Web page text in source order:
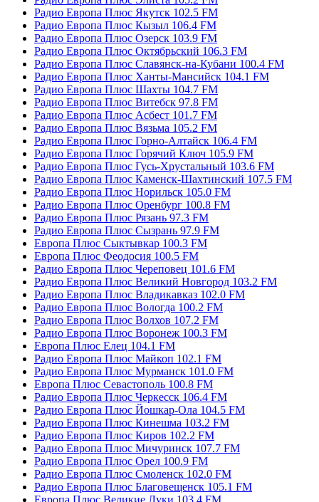
Радио Европа Плюс Якутск 102.5 FM
Радио Европа Плюс Кызыл 106.4 FM
Радио Европа Плюс Озерск 103.9 FM
Радио Европа Плюс Октябрьский 106.3 FM
Радио Европа Плюс Славянск-на-Кубани 100.4 FM
Радио Европа Плюс Ханты-Мансийск 104.1 FM
Радио Европа Плюс Шахты 104.7 FM
Радио Европа Плюс Витебск 97.8 FM
Радио Европа Плюс Асбест 101.7 FM
Радио Европа Плюс Вязьма 105.2 FM
Радио Европа Плюс Горно-Алтайск 106.4 FM
Радио Европа Плюс Горячий Ключ 105.9 FM
Радио Европа Плюс Гусь-Хрустальный 103.6 FM
Радио Европа Плюс Каменск-Шахтинский 107.5 FM
Радио Европа Плюс Норильск 105.0 FM
Радио Европа Плюс Оренбург 100.8 FM
Радио Европа Плюс Рязань 97.3 FM
Радио Европа Плюс Сызрань 97.9 FM
Европа Плюс Сыктывкар 100.3 FM
Европа Плюс Феодосия 100.5 FM
Радио Европа Плюс Череповец 101.6 FM
Радио Европа Плюс Великий Новгород 103.2 FM
Радио Европа Плюс Владикавказ 102.0 FM
Радио Европа Плюс Вологда 100.2 FM
Радио Европа Плюс Волхов 107.2 FM
Радио Европа Плюс Воронеж 100.3 FM
Европа Плюс Елец 104.1 FM
Радио Европа Плюс Майкоп 102.1 FM
Радио Европа Плюс Мурманск 101.0 FM
Европа Плюс Севастополь 100.8 FM
Радио Европа Плюс Черкесск 106.4 FM
Радио Европа Плюс Йошкар-Ола 104.5 FM
Радио Европа Плюс Кинешма 103.2 FM
Радио Европа Плюс Киров 102.2 FM
Радио Европа Плюс Мичуринск 107.7 FM
Радио Европа Плюс Орел 100.9 FM
Радио Европа Плюс Смоленск 102.0 FM
Радио Европа Плюс Благовещенск 105.1 FM
Европа Плюс Великие Луки 103.4 FM